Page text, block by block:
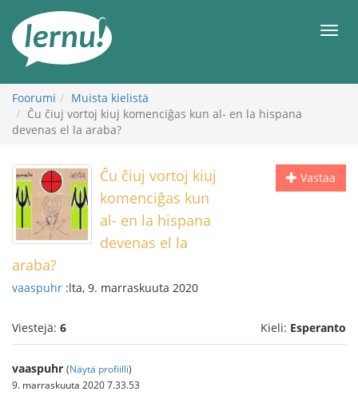
sisältöön
Foorumi
Muista kielistä
Ĉu ĉiuj vortoj kiuj komenciĝas kun al- en la hispana
devenas el la araba?
Vastaa
Ĉu ĉiuj vortoj kiuj
komenciĝas kun
al- en la hispana
devenas el la
araba?
vaaspuhr :lta, 9. marraskuuta 2020
Viestejä: 6 Kieli: Esperanto
vaaspuhr (Näytä profiilli)
9. marraskuuta 2020 7.33.53